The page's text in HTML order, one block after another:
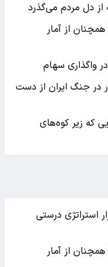
از دل مردم می‌گذرد
از آمار
واگذاری سهام
در جنگ ایران از دست
که زیر کوه‌های
استراتژی درستی
از آمار